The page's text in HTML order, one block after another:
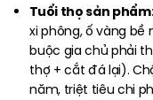
Tuổi thọ sản
xi phông, ố vàng
buộc gia chủ phải
thợ + cắt đá lại).
năm, triệt tiêu chi